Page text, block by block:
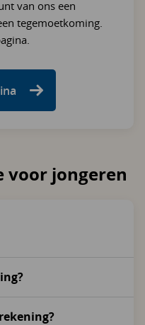
van ons een
tegemoetkoming.
voor jongeren